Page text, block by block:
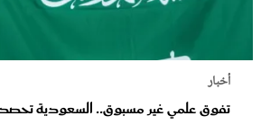
أخبار
تفوق علمي غير مسبوق.. السعودية تحصد